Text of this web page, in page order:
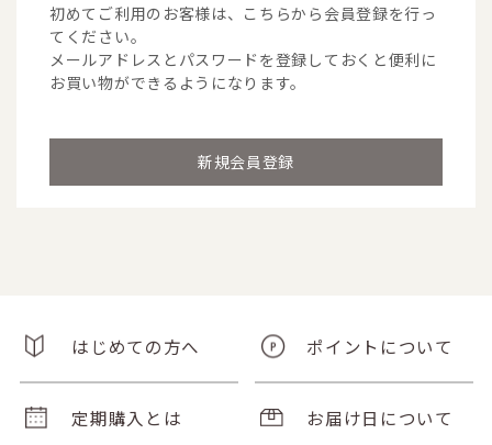
初めてご利用のお客様は、こちらから会員登録を行っ
てください。
メールアドレスとパスワードを登録しておくと便利に
お買い物ができるようになります。
はじめての方へ ポイントについて
定期購入とは お届け日について